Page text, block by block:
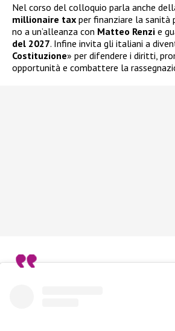
Nel corso del colloquio parla anche
millionaire tax per finanziare la sanità
no a un’alleanza con Matteo Renzi e
del 2027. Infine invita gli italiani a
Costituzione» per difendere i diritti,
opportunità e combattere la